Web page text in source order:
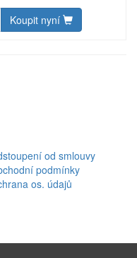
Koupit nyní
od smlouvy
podmínky
os. údajů